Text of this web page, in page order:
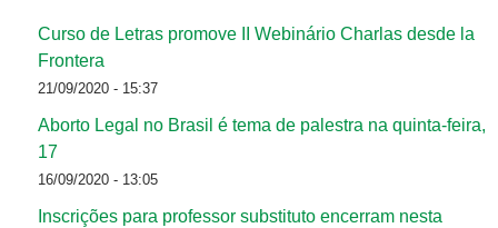
Curso de Letras promove II Webinário Charlas desde la
Frontera
21/09/2020 - 15:37
Aborto Legal no Brasil é tema de palestra na quinta-feira,
17
16/09/2020 - 13:05
Inscrições para professor substituto encerram nesta